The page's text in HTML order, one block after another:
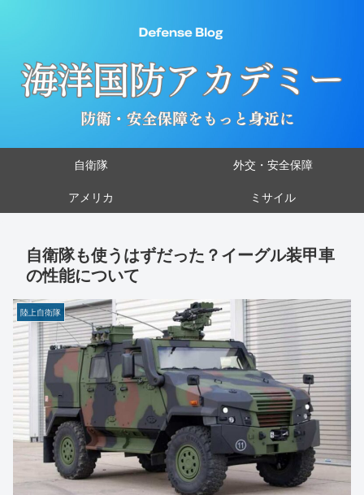
自衛隊
外交・安全保障
アメリカ
ミサイル
自衛隊も使うはずだった？イーグル装甲車
の性能について
陸上自衛隊